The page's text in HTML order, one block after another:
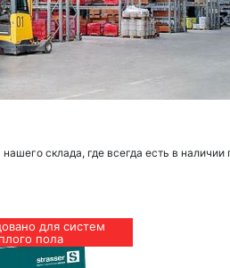
склада, где всегда есть в
для систем
пола